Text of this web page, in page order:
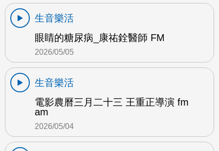
生音樂活
眼睛的糖尿病_康祐銓醫師 FM
2026/05/05
生音樂活
電影農曆三月二十三 王重正導演 fm
am
2026/05/04